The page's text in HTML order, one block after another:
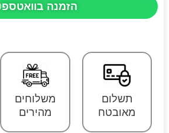
הזמנה בוואטספ
תשלום
מאובטח
משלוחים
מהירים